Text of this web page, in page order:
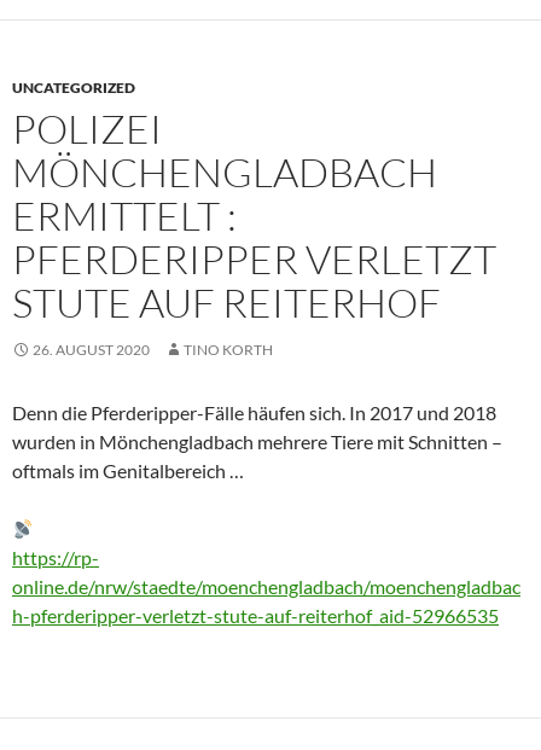
UNCATEGORIZED
POLIZEI
MÖNCHENGLADBACH
ERMITTELT :
PFERDERIPPER VERLETZT
STUTE AUF REITERHOF
26. AUGUST 2020 TINO KORTH
Denn die Pferderipper-Fälle häufen sich. In 2017 und 2018
wurden in Mönchengladbach mehrere Tiere mit Schnitten –
oftmals im Genitalbereich …
https://rp-
online.de/nrw/staedte/moenchengladbach/moenchengladbac
h-pferderipper-verletzt-stute-auf-reiterhof_aid-52966535